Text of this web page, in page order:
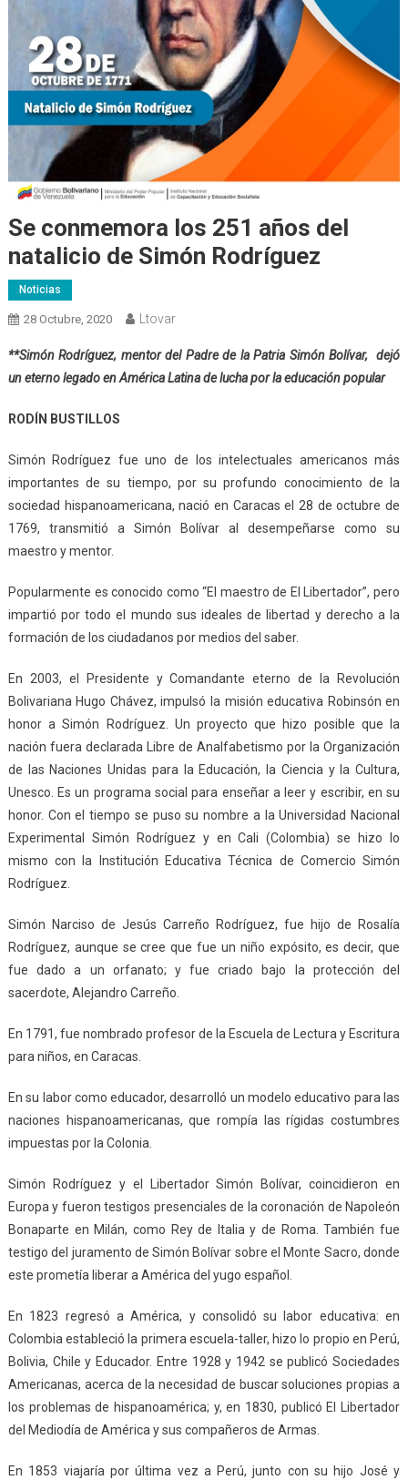
Se conmemora los 251 años del
natalicio de Simón Rodríguez
Noticias
28 Octubre, 2020 Ltovar
**Simón Rodríguez, mentor del Padre de la Patria Simón Bolívar, dejó
un eterno legado en América Latina de lucha por la educación popular
RODÍN BUSTILLOS
Simón Rodríguez fue uno de los intelectuales americanos más
importantes de su tiempo, por su profundo conocimiento de la
sociedad hispanoamericana, nació en Caracas el 28 de octubre de
1769, transmitió a Simón Bolívar al desempeñarse como su
maestro y mentor.
Popularmente es conocido como “El maestro de El Libertador”, pero
impartió por todo el mundo sus ideales de libertad y derecho a la
formación de los ciudadanos por medios del saber.
En 2003, el Presidente y Comandante eterno de la Revolución
Bolivariana Hugo Chávez, impulsó la misión educativa Robinsón en
honor a Simón Rodríguez. Un proyecto que hizo posible que la
nación fuera declarada Libre de Analfabetismo por la Organización
de las Naciones Unidas para la Educación, la Ciencia y la Cultura,
Unesco. Es un programa social para enseñar a leer y escribir, en su
honor. Con el tiempo se puso su nombre a la Universidad Nacional
Experimental Simón Rodríguez y en Cali (Colombia) se hizo lo
mismo con la Institución Educativa Técnica de Comercio Simón
Rodríguez.
Simón Narciso de Jesús Carreño Rodríguez, fue hijo de Rosalía
Rodríguez, aunque se cree que fue un niño expósito, es decir, que
fue dado a un orfanato; y fue criado bajo la protección del
sacerdote, Alejandro Carreño.
En 1791, fue nombrado profesor de la Escuela de Lectura y Escritura
para niños, en Caracas.
En su labor como educador, desarrolló un modelo educativo para las
naciones hispanoamericanas, que rompía las rígidas costumbres
impuestas por la Colonia.
Simón Rodríguez y el Libertador Simón Bolívar, coincidieron en
Europa y fueron testigos presenciales de la coronación de Napoleón
Bonaparte en Milán, como Rey de Italia y de Roma. También fue
testigo del juramento de Simón Bolívar sobre el Monte Sacro, donde
este prometía liberar a América del yugo español.
En 1823 regresó a América, y consolidó su labor educativa: en
Colombia estableció la primera escuela-taller, hizo lo propio en Perú,
Bolivia, Chile y Educador. Entre 1928 y 1942 se publicó Sociedades
Americanas, acerca de la necesidad de buscar soluciones propias a
los problemas de hispanoamérica; y, en 1830, publicó El Libertador
del Mediodía de América y sus compañeros de Armas.
En 1853 viajaría por última vez a Perú, junto con su hijo José y